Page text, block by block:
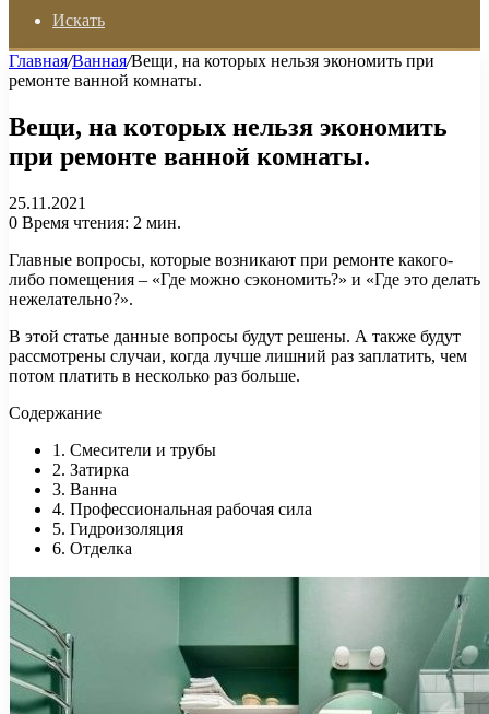
Искать
Главная/Ванная/Вещи, на которых нельзя экономить при
ремонте ванной комнаты.
Вещи, на которых нельзя экономить
при ремонте ванной комнаты.
25.11.2021
0 Время чтения: 2 мин.
Главные вопросы, которые возникают при ремонте какого-
либо помещения – «Где можно сэкономить?» и «Где это делать
нежелательно?».
В этой статье данные вопросы будут решены. А также будут
рассмотрены случаи, когда лучше лишний раз заплатить, чем
потом платить в несколько раз больше.
Содержание
1. Смесители и трубы
2. Затирка
3. Ванна
4. Профессиональная рабочая сила
5. Гидроизоляция
6. Отделка